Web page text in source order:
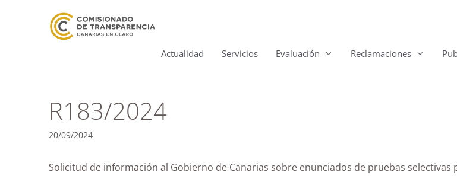
Actualidad Servicios Evaluación Reclamaciones
R183/2024
20/09/2024
Solicitud de información al Gobierno de Canarias sobre enunciados de pruebas